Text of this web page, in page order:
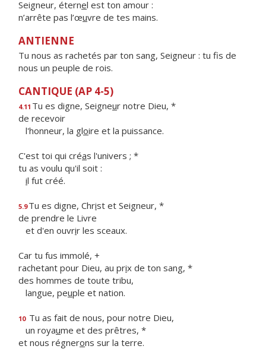
Seigneur, éternel est ton amour :
n’arrête pas l’œuvre de tes mains.
ANTIENNE
Tu nous as rachetés par ton sang, Seigneur : tu fis de
nous un peuple de rois.
CANTIQUE (AP 4-5)
4.11 Tu es digne, Seigneur notre Dieu, *
de recevoir
l'honneur, la gloire et la puissance.
C'est toi qui créas l'univers ; *
tu as voulu qu'il soit :
il fut créé.
5.9 Tu es digne, Christ et Seigneur, *
de prendre le Livre
et d'en ouvrir les sceaux.
Car tu fus immolé, +
rachetant pour Dieu, au prix de ton sang, *
des hommes de toute tribu,
langue, peuple et nation.
10 Tu as fait de nous, pour notre Dieu,
un royaume et des prêtres, *
et nous régnerons sur la terre.